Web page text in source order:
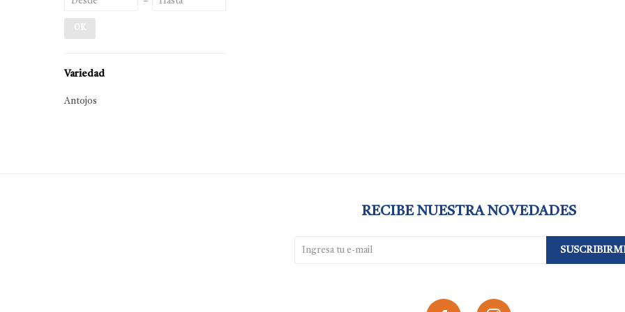
OK
Variedad
Antojos
RECIBE NUESTRA NOVEDADES